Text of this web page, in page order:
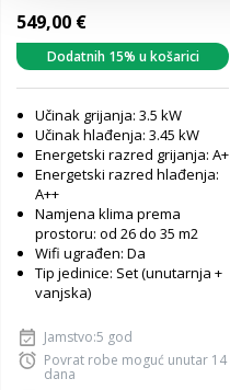
549,00 €
Dodatnih 15% u košarici
Učinak grijanja: 3.5 kW
Učinak hlađenja: 3.45 kW
Energetski razred grijanja: A+
Energetski razred hlađenja:
A++
Namjena klima prema
prostoru: od 26 do 35 m2
Wifi ugrađen: Da
Tip jedinice: Set (unutarnja +
vanjska)
Jamstvo:5 god
Povrat robe moguć unutar 14
dana